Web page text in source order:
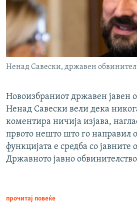
Ненад Савески, државен обвинител
Новоизбраниот државен јавен
Ненад Савески вели дека
коментира ничија изјава,
првото нешто што го направил
функцијата е средба со јавните
Државното јавно
прочитај повеќе